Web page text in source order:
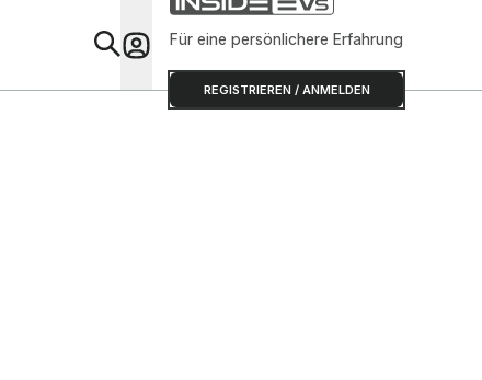
Für eine persönlichere Erfahrung
REGISTRIEREN / ANMELDEN